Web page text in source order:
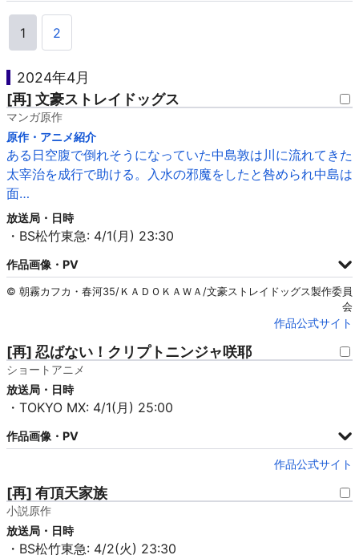
1 2
2024年4月
[再] 文豪ストレイドッグス
マンガ原作
原作・アニメ紹介
ある日空腹で倒れそうになっていた中島敦は川に流れてきた
太宰治を成行で助ける。入水の邪魔をしたと咎められ中島は
面…
放送局・日時
・BS松竹東急: 4/1(月) 23:30
作品画像・PV
© 朝霧カフカ・春河35/ＫＡＤＯＫＡＷＡ/文豪ストレイドッグス製作委員
会
作品公式サイト
[再] 忍ばない！クリプトニンジャ咲耶
ショートアニメ
放送局・日時
・TOKYO MX: 4/1(月) 25:00
作品画像・PV
作品公式サイト
[再] 有頂天家族
小説原作
放送局・日時
・BS松竹東急: 4/2(火) 23:30